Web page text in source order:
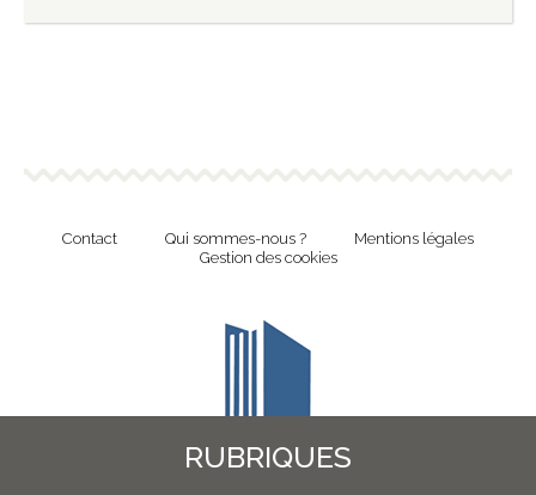
RUBRIQUES
Contact Qui sommes-nous ?
Mentions légales
Gestion des cookies
Revue en ligne de l'Union Nationale Culture et Bibliothèques Pour Tous